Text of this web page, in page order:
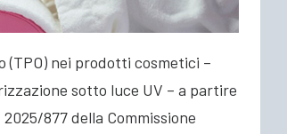
nei prodotti cosmetici –
sotto luce UV – a partire
877 della Commissione